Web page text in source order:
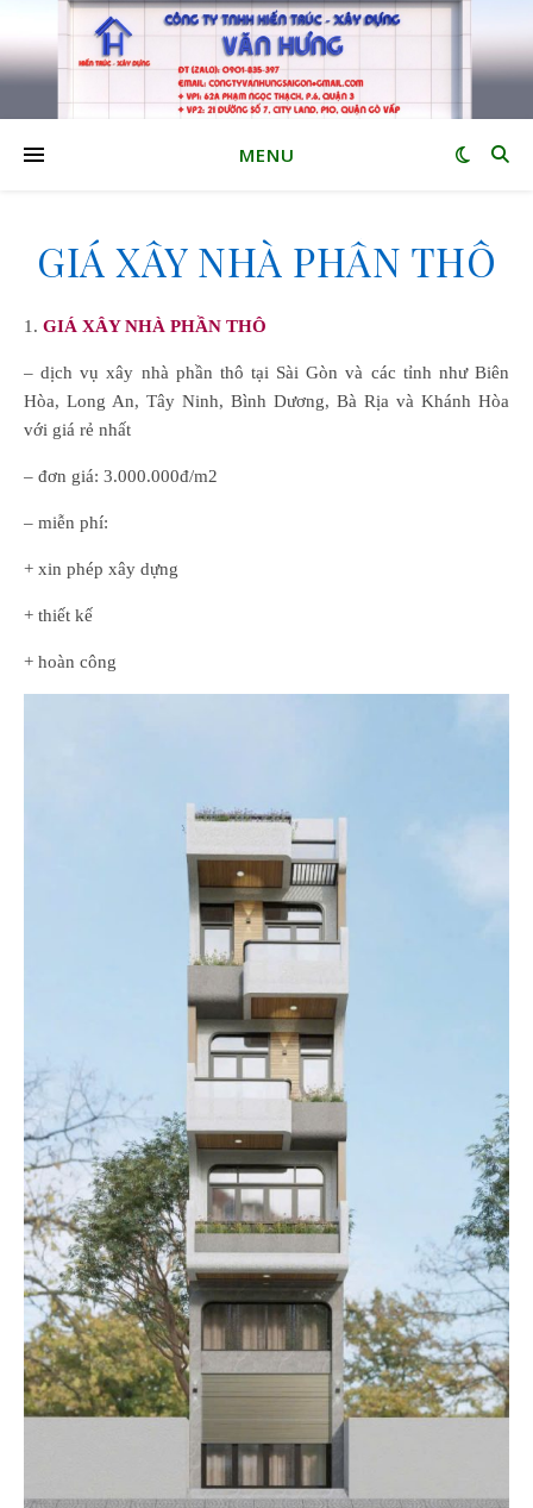
MENU
GIÁ XÂY NHÀ PHẦN THÔ
GIÁ XÂY NHÀ PHẦN THÔ
– dịch vụ xây nhà phần thô tại Sài Gòn và các tỉnh như Biên
Hòa, Long An, Tây Ninh, Bình Dương, Bà Rịa và Khánh Hòa
với giá rẻ nhất
– đơn giá: 3.000.000đ/m2
– miễn phí:
+ xin phép xây dựng
+ thiết kế
+ hoàn công